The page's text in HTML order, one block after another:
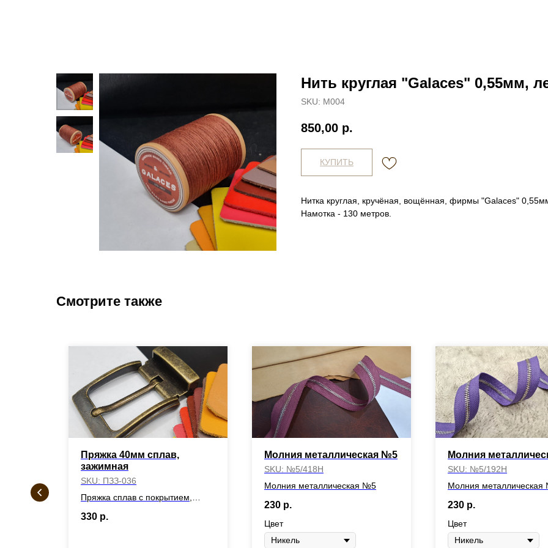
Нить круглая "Galaces" 0,55мм,
SKU: М004
850,00 р.
КУПИТЬ
Нитка круглая, кручёная, вощённая, фирмы "Galaces"
Намотка - 130 метров.
Смотрите также
Пряжка 40мм сплав,
зажимная
SKU: ПЗЗ-036
Пряжка сплав с покрытием,
40мм
330 р.
Молния металлическая №5
SKU: №5/418Н
Молния металлическая №5
230 р.
Цвет
Молния
SKU: №5/192Н
Молния
230 р.
Цвет